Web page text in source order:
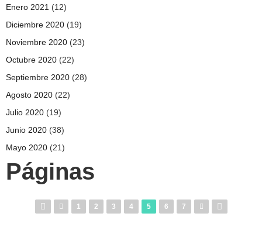
Enero 2021 (12)
Diciembre 2020 (19)
Noviembre 2020 (23)
Octubre 2020 (22)
Septiembre 2020 (28)
Agosto 2020 (22)
Julio 2020 (19)
Junio 2020 (38)
Mayo 2020 (21)
Páginas
1 2 3 4 5 6 7